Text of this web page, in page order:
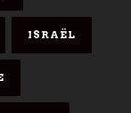
ISRAËL